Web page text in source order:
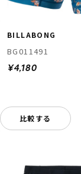
BILLABONG
BG011491
¥4,180
比較する